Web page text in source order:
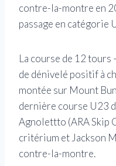
contre-la-montre en
passage en catégorie
La course de 12 tours
de dénivelé positif à
montée sur Mount
dernière course U23
Agnolettto (ARA Skip
critérium et Jackson
contre-la-montre.